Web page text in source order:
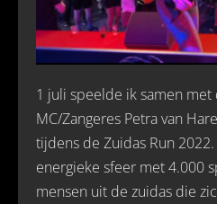
1 juli speelde ik samen
MC/Zangeres Petra van
tijdens de Zuidas Run
energieke sfeer met 4.000
mensen uit de zuidas die